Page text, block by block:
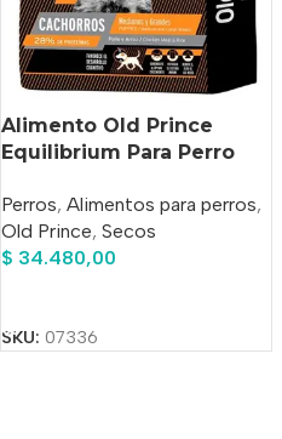
Alimento Old Prince
Equilibrium Para Perro
Mediana Y Grande Sabor
Mix En Bolsa De 7.5kg
Perros, Alimentos para perros,
Old Prince, Secos
$ 34.480,00
SKU: 07336